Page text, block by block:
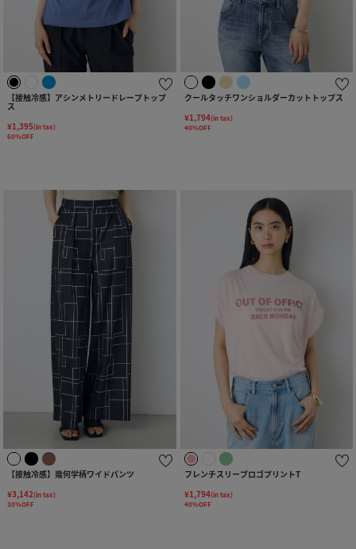
【接触冷感】アシンメトリードレープトップ
ス
¥1,395(in tax)
60%OFF
クールタッチワンショルダーカットトップス
¥1,794(in tax)
40%OFF
【接触冷感】幾何学柄ワイドパンツ
¥3,142(in tax)
30%OFF
フレンチスリーブロゴプリントT
¥1,794(in tax)
40%OFF